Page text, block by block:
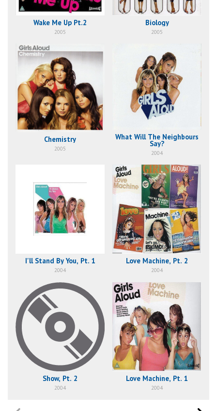
Wake Me Up Pt.2
2005
Biology
2005
Chemistry
2005
What Will The Neighbours
Say?
2004
I'll Stand By You, Pt. 1
2004
Love Machine, Pt. 2
2004
Show, Pt. 2
2004
Love Machine, Pt. 1
2004